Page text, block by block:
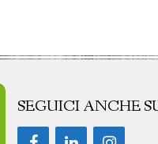
SEGUICI ANCHE